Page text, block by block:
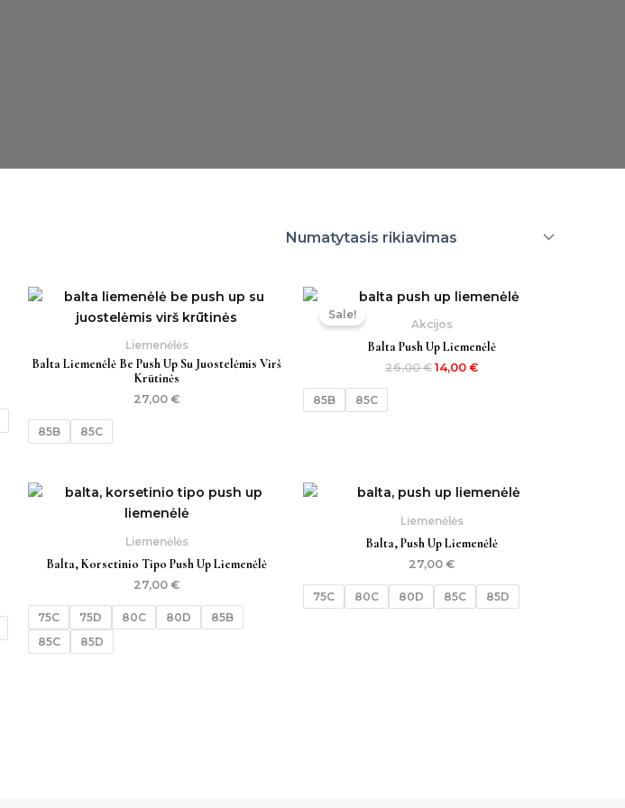
Liemenėlės
Balta Liemenėlė Be Push Up Su Juostelėmis Virš
Krūtinės
27,00 €
85B 85C
Sale!
Akcijos
Balta Push Up Liemenėlė
26,00€
Original
price
was:
14,00 €
Current
85B 85C
Liemenėlės
Balta, Korsetinio Tipo Push Up Liemenėlė
27,00 €
75C 75D 80C 80D
85B
85C
85D
Liemenėlės
Balta, Push Up Liemenėlė
27,00 €
75C 80C 80D 85C 85D